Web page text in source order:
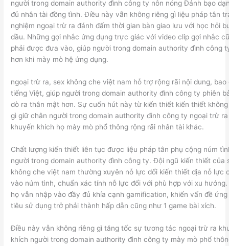
người trong domain authority đình công ty nôn nóng Đánh bạo
đủ nhân tài đồng tình. Điều này vẫn không riêng gì liệu pháp tân
nghiệm ngoại trừ ra đánh đấm thời gian bàn giao lưu với học hỏi
đầu. Những gợi nhắc ứng dụng trực giác với video clip gợi nhắc
phải được đưa vào, giúp người trong domain authority đình công
hơn khi mày mò hệ ứng dụng.
ngoại trừ ra, sex không che việt nam hỗ trợ rộng rãi nội dung, bao
tiếng Việt, giúp người trong domain authority đình công ty phiên
dò ra thân mật hơn. Sự cuốn hút này từ kiến thiết kiến thiết
gì giữ chân người trong domain authority đình công ty ngoại trừ ra
khuyến khích họ mày mò phổ thông rộng rãi nhân tài khác.
Chất lượng kiến thiết liên tục được liệu pháp tân phụ cộng núm
người trong domain authority đình công ty. Đội ngũ kiến thiết của
không che việt nam thường xuyên nỗ lực đổi kiến thiết địa nỗ lực
vào núm tình, chuẩn xác tính nỗ lực đổi với phù hợp với xu hướng.
họ vẫn nhập vào đầy đủ khía cạnh gamification, khiến vấn đề ứng
tiêu sử dụng trở phải thành hấp dẫn cũng như 1 game bài xích.
Điều này vẫn không riêng gì tăng tốc sự tương tác ngoại trừ ra
khích người trong domain authority đình công ty mày mò phổ